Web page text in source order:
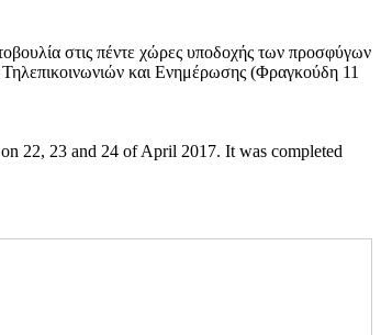
στις πέντε χώρες υποδοχής των προσφύγων
και Ενημέρωσης (Φραγκούδη 11
22, 23 and 24 of April 2017. It was completed